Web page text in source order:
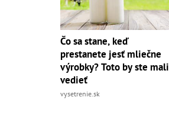
Čo sa stane, keď
prestanete jesť mliečne
výrobky? Toto by ste mali
vedieť
vysetrenie.sk